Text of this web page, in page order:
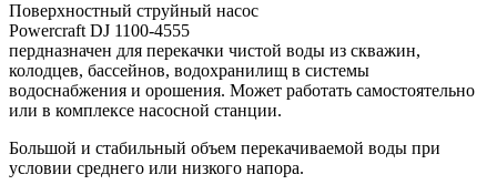
Поверхностный струйный насос
Powercraft DJ 1100-4555
пердназначен для перекачки чистой воды из скважин,
колодцев, бассейнов, водохранилищ в системы
водоснабжения и орошения. Может работать самостоятельно
или в комплексе насосной станции.
Большой и стабильный объем перекачиваемой воды при
условии среднего или низкого напора.